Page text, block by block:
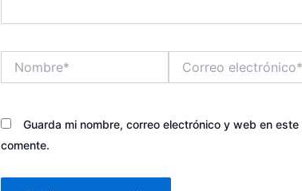
electrónico*
Guarda mi nombre, correo electrónico y web en
comente.